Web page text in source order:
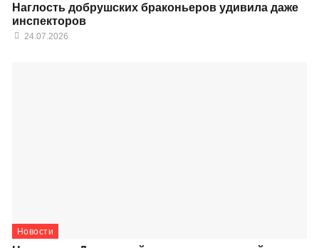
Наглость добрушских браконьеров удивила даже
инспекторов
24.07.2026
Новости